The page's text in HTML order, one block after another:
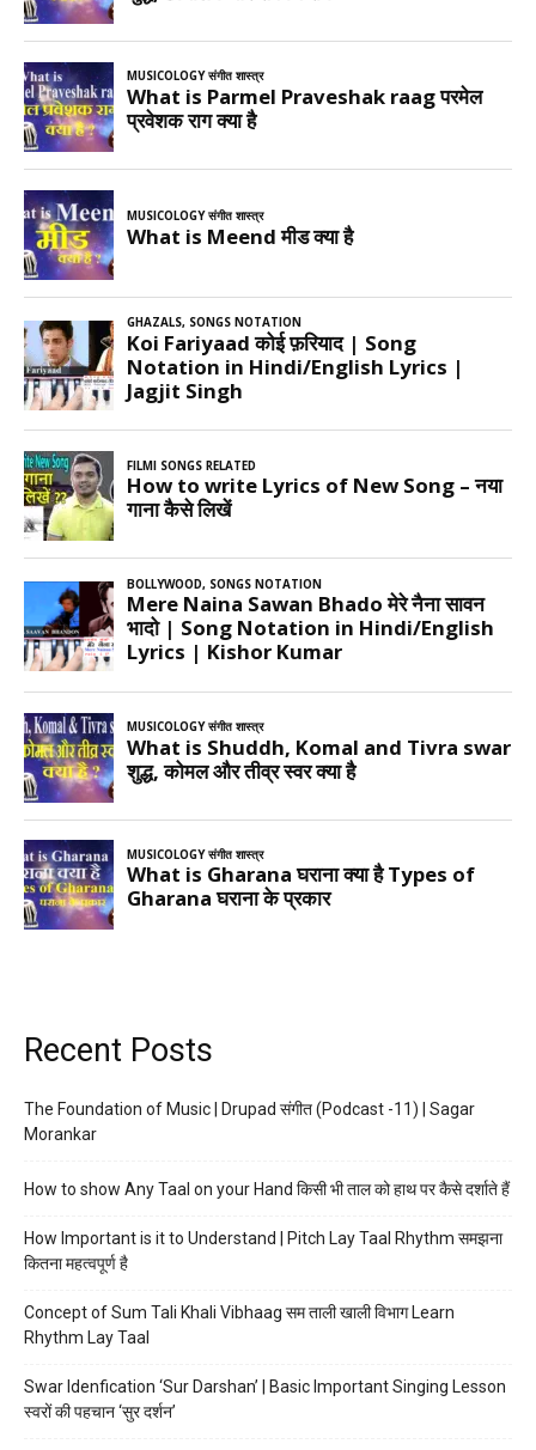
Recent Posts
The Foundation of Music | Drupad संगीत (Podcast -11) | Sagar
Morankar
How to show Any Taal on your Hand किसी भी ताल को हाथ पर कैसे दर्शाते हैं
How Important is it to Understand | Pitch Lay Taal Rhythm समझना
कितना महत्वपूर्ण है
Concept of Sum Tali Khali Vibhaag सम ताली खाली विभाग Learn
Rhythm Lay Taal
Swar Idenfication ‘Sur Darshan’ | Basic Important Singing Lesson
स्वरों की पहचान ‘सुर दर्शन’